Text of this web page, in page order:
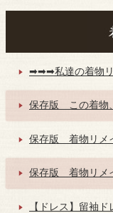
➡➡➡私達の着物リ
保存版 この着物
保存版 着物リメ
保存版 着物リメ
【ドレス】留袖